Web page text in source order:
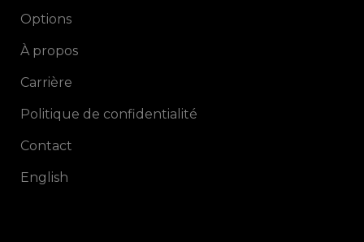
Options
À propos
Carrière
Politique de confidentialité
Contact
English